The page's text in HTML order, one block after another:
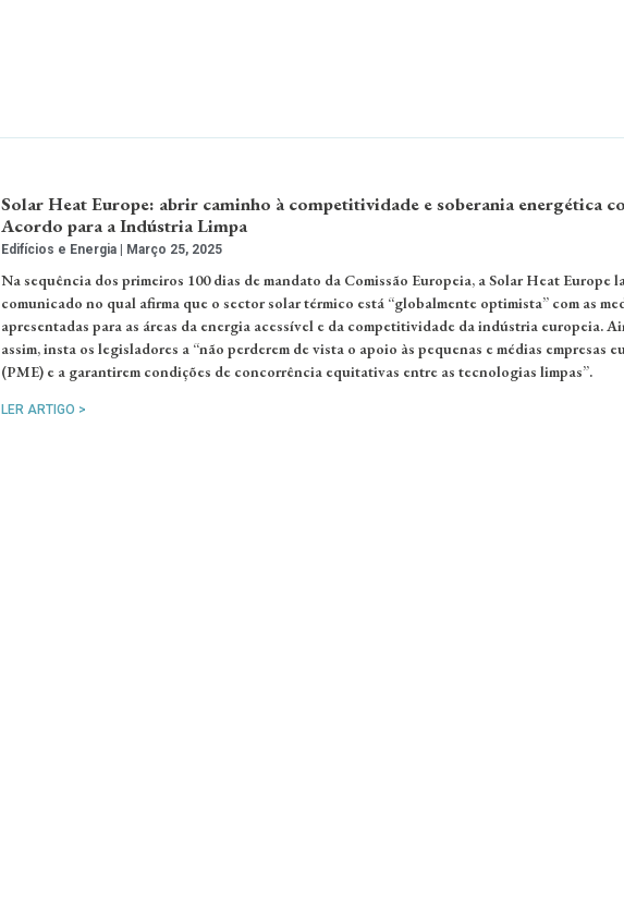
Solar Heat Europe: abrir caminho à competitividade e soberania energética
Acordo para a Indústria Limpa
Edifícios e Energia Março 25, 2025
Na sequência dos primeiros 100 dias de mandato da Comissão Europeia, a Solar Heat Europe
comunicado no qual afirma que o sector solar térmico está “globalmente optimista” com as
apresentadas para as áreas da energia acessível e da competitividade da indústria europeia.
assim, insta os legisladores a “não perderem de vista o apoio às pequenas e médias empresas
(PME) e a garantirem condições de concorrência equitativas entre as tecnologias limpas”.
LER ARTIGO >